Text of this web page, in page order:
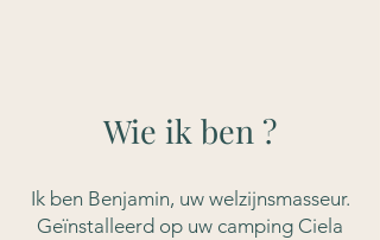
Wie ik ben ?
Ik ben Benjamin, uw welzijnsmasseur.
Geïnstalleerd op uw camping Ciela